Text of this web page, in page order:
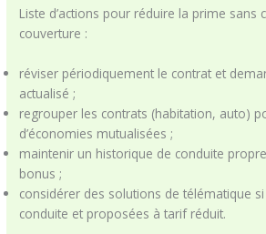
Liste d’actions pour réduire la prime sans
couverture :
réviser périodiquement le contrat et
actualisé ;
regrouper les contrats (habitation, auto)
d’économies mutualisées ;
maintenir un historique de conduite
bonus ;
considérer des solutions de télématique
conduite et proposées à tarif réduit.